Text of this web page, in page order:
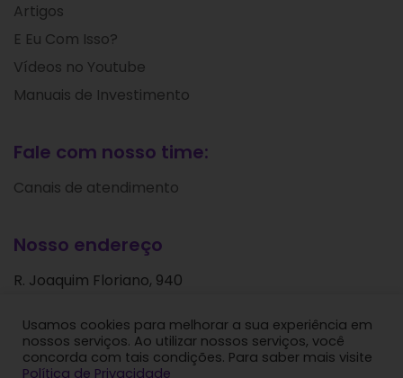
Artigos
E Eu Com Isso?
Vídeos no Youtube
Manuais de Investimento
Fale com nosso time:
Canais de atendimento
Nosso endereço
R. Joaquim Floriano, 940
São Paulo - SP
CEP: 04534-004
Usamos cookies para melhorar a sua experiência em
nossos serviços. Ao utilizar nossos serviços, você
concorda com tais condições. Para saber mais visite
Política de Privacidade